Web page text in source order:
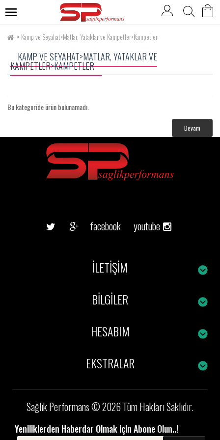
Kamp ve Seyahat>Matlar, Yataklar ve Kampetler>Kampetler
KAMP VE SEYAHAT>MATLAR, YATAKLAR VE
KAMPETLER>KAMPETLER
Bu kategoride ürün bulunamadı.
Devam
facebook youtube
İLETIŞIM
BILGILER
HESABIM
EKSTRALAR
Sağlık Performans © 2026 Tüm Hakları Saklıdır.
Yeniliklerden Haberdar Olmak için Abone Olun..!